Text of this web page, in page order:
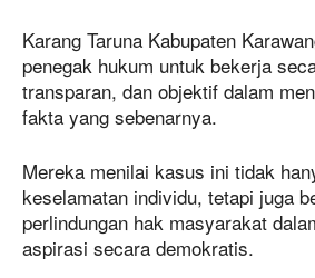
Karang Taruna Kabupaten
penegak hukum untuk bekerja
transparan, dan objektif dalam
fakta yang sebenarnya.
Mereka menilai kasus ini tidak
keselamatan individu, tetapi juga
perlindungan hak masyarakat
aspirasi secara demokratis.